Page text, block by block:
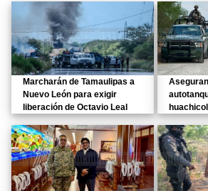
Marcharán de Tamaulipas a
Nuevo León para exigir
liberación de Octavio Leal
huachicol